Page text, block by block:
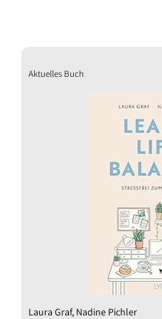
Aktuelles Buch
Laura Graf, Nadine Pichler